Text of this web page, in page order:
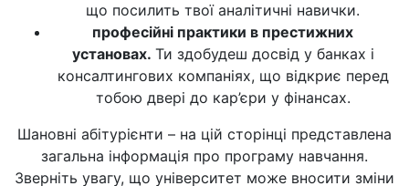
що посилить твої аналітичні навички.
професійні практики в престижних
установах. Ти здобудеш досвід у банках і
консалтингових компаніях, що відкриє перед
тобою двері до кар’єри у фінансах.
Шановні абітурієнти – на цій сторінці представлена
загальна інформація про програму навчання.
Зверніть увагу, що університет може вносити зміни